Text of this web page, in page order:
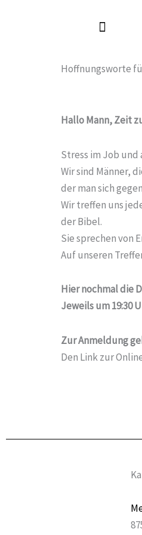
Hoffnungsworte
Hallo Mann, Zeit
Stress im Job und
Wir sind Männer,
der man sich
Wir treffen uns
der Bibel.
Sie sprechen von
Auf unseren
Hier nochmal die
Jeweils um 19:30
Zur Anmeldung
Den Link zur